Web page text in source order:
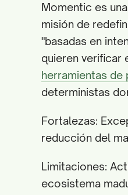
Momentic es
misión de
"basadas en
quieren verificar
herramientas de
deterministas
Fortalezas:
reducción del
Limitaciones:
ecosistema